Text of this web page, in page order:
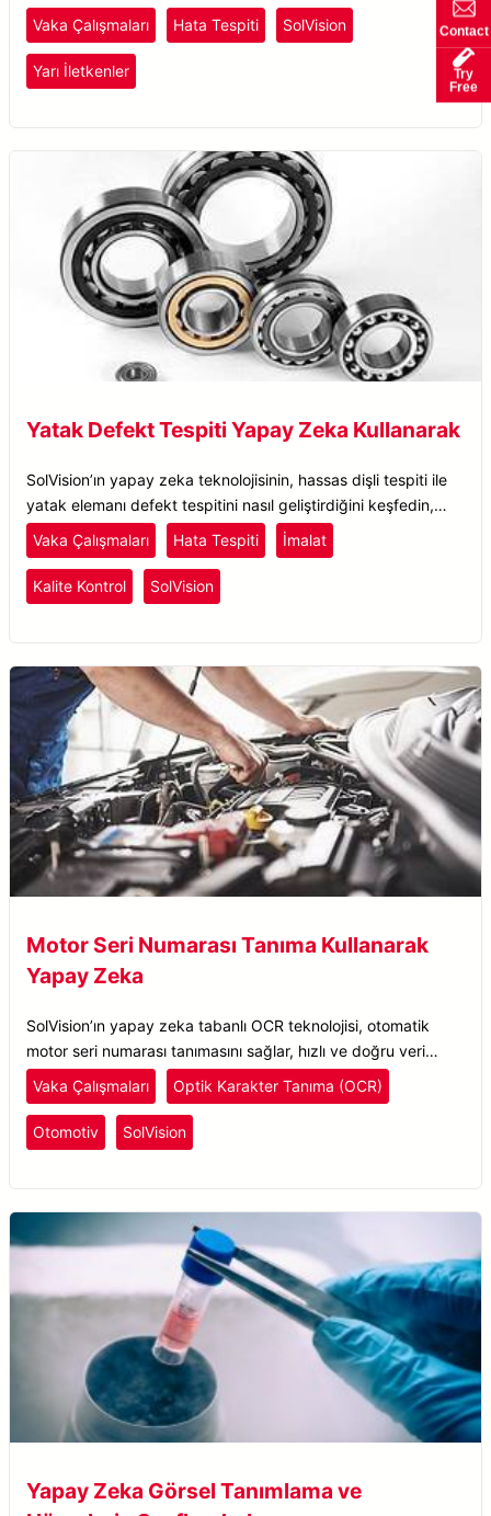
Vaka Çalışmaları
Hata Tespiti SolVision
Yarı İletkenler
Yatak Defekt Tespiti Yapay Zeka Kullanarak
SolVision’ın yapay zeka teknolojisinin, hassas dişli tespiti ile
yatak elemanı defekt tespitini nasıl geliştirdiğini keşfedin,
kalite kontrolünü ve verimliliği artırın.
Vaka Çalışmaları Hata Tespiti İmalat
Kalite Kontrol SolVision
Motor Seri Numarası Tanıma Kullanarak
Yapay Zeka
SolVision’ın yapay zeka tabanlı OCR teknolojisi, otomatik
motor seri numarası tanımasını sağlar, hızlı ve doğru veri
çıkarımı ile sorunsuz entegrasyonu garanti eder.
Vaka Çalışmaları Optik Karakter Tanıma (OCR)
Otomotiv SolVision
Yapay Zeka Görsel Tanımlama ve
Contact
Try
Free